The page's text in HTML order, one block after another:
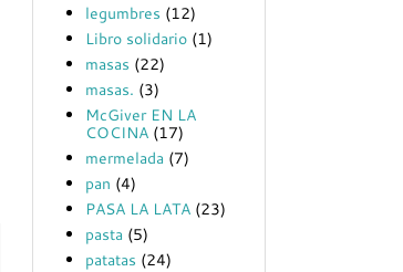
legumbres (12)
Libro solidario (1)
masas (22)
masas. (3)
McGiver EN LA
COCINA (17)
mermelada (7)
pan (4)
PASA LA LATA (23)
pasta (5)
patatas (24)